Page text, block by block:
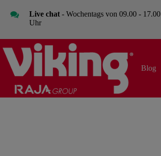
Inhalt
Live chat- Wochentags von 09.00 - 17.00
Uhr
Blog